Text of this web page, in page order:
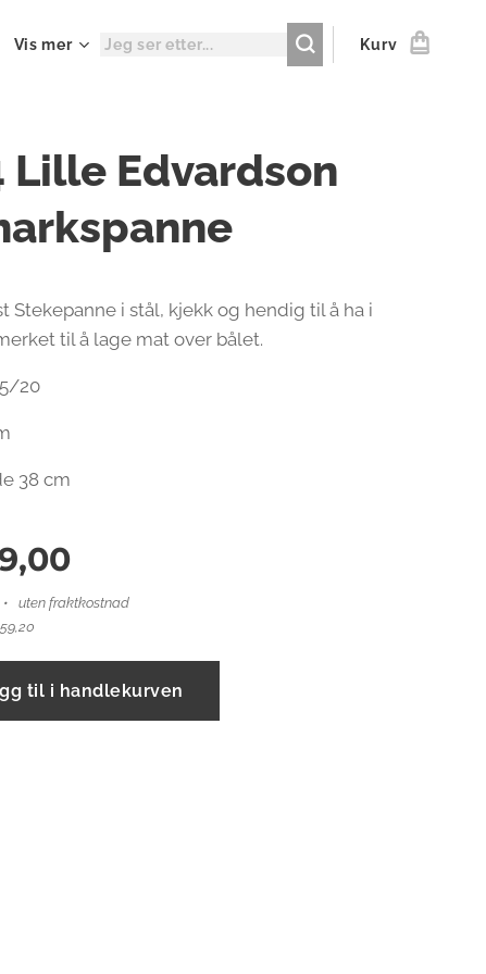
Vis mer Kurv
Lille Edvardson
Stekepanne i stål, kjekk og hendig til å ha i
til å lage mat over bålet.
20
38 cm
uten fraktkostnad
til i handlekurven